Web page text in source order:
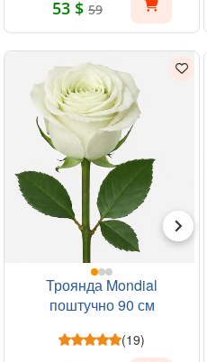
53 $ 59
Троянда Mondial
поштучно 90 см
(19)